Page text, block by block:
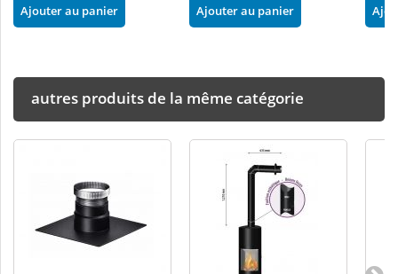
Ajouter au panier Ajouter au panier
autres produits de la même catégorie